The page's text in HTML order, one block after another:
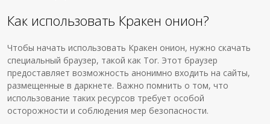
Как использовать Кракен онион?
Чтобы начать использовать Кракен онион, нужно скачать
специальный браузер, такой как Tor. Этот браузер
предоставляет возможность анонимно входить на сайты,
размещенные в даркнете. Важно помнить о том, что
использование таких ресурсов требует особой
осторожности и соблюдения мер безопасности.